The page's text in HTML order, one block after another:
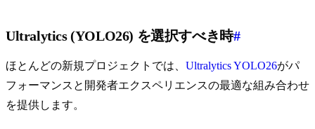
Ultralytics (YOLO26) を選択すべき時#
ほとんどの新規プロジェクトでは、 Ultralytics YOLO26がパ
フォーマンスと開発者エクスペリエンスの最適な組み合わせ
を提供します。